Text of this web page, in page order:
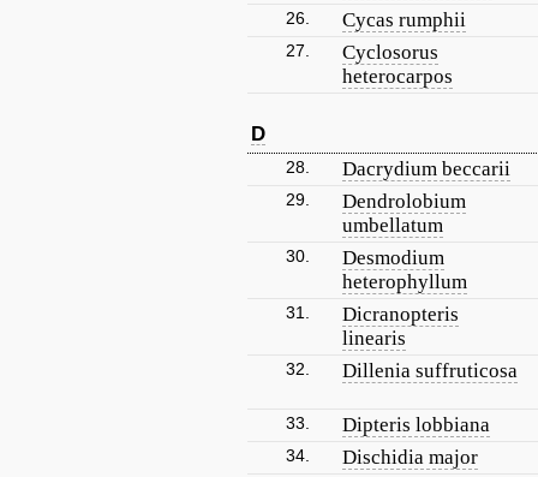
26. Cycas rumphii
27.
Cyclosorus
heterocarpos
D
28. Dacrydium beccarii
29.
Dendrolobium
umbellatum
30.
Desmodium
heterophyllum
31.
Dicranopteris
linearis
32. Dillenia suffruticosa
33. Dipteris lobbiana
34. Dischidia major